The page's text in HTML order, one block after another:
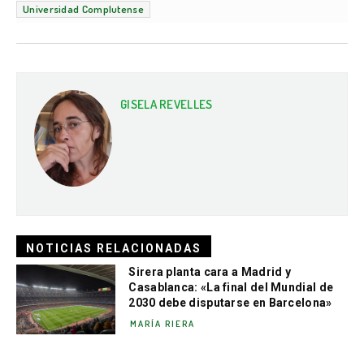
Universidad Complutense
GISELA REVELLES
NOTICIAS RELACIONADAS
Sirera planta cara a Madrid y
Casablanca: «La final del Mundial de
2030 debe disputarse en Barcelona»
MARÍA RIERA